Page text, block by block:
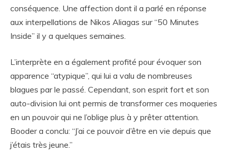
conséquence. Une affection dont il a parlé en réponse
aux interpellations de Nikos Aliagas sur “50 Minutes
Inside” il y a quelques semaines.
L’interprète en a également profité pour évoquer son
apparence “atypique”, qui lui a valu de nombreuses
blagues par le passé. Cependant, son esprit fort et son
auto-division lui ont permis de transformer ces moqueries
en un pouvoir qui ne l’oblige plus à y prêter attention.
Booder a conclu: “J’ai ce pouvoir d’être en vie depuis que
j’étais très jeune.”